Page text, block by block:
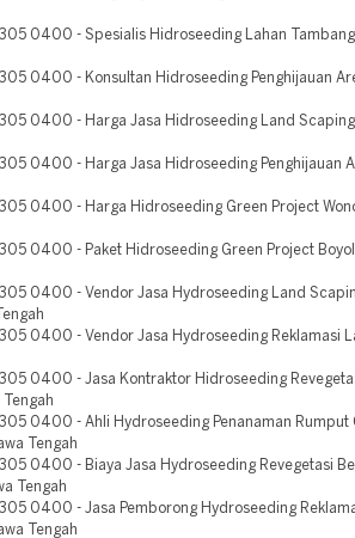
0400 - Spesialis Hidroseeding Lahan
0400 - Konsultan Hidroseeding Penghijauan
0400 - Harga Jasa Hidroseeding Land
0400 - Harga Jasa Hidroseeding Penghijauan
0400 - Harga Hidroseeding Green Project
0400 - Paket Hidroseeding Green Project
0400 - Vendor Jasa Hydroseeding Land
0400 - Vendor Jasa Hydroseeding Reklamasi
0400 - Jasa Kontraktor Hidroseeding
0400 - Ahli Hydroseeding Penanaman Rumput
Tengah
0400 - Biaya Jasa Hydroseeding Revegetasi
Tengah
0400 - Jasa Pemborong Hydroseeding
Tengah